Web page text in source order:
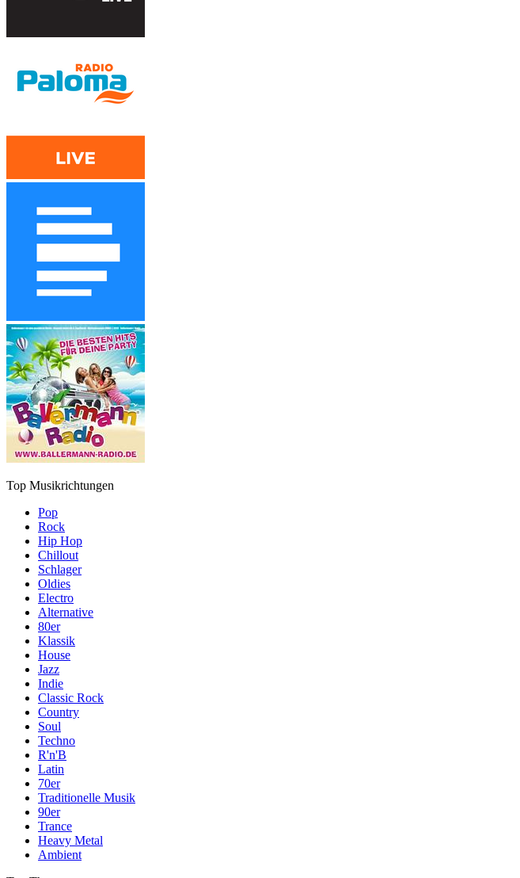
Top Musikrichtungen
Pop
Rock
Hip Hop
Chillout
Schlager
Oldies
Electro
Alternative
80er
Klassik
House
Jazz
Indie
Classic Rock
Country
Soul
Techno
R'n'B
Latin
70er
Traditionelle Musik
90er
Trance
Heavy Metal
Ambient